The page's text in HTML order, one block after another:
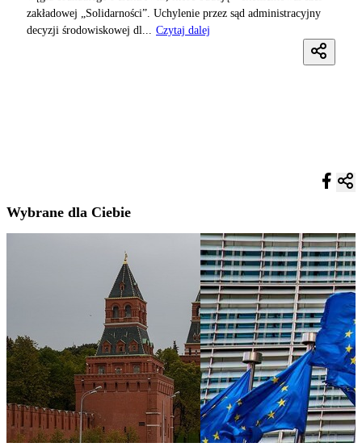
zakładowej „Solidarności”. Uchylenie przez sąd administracyjny
decyzji środowiskowej dl...
Czytaj dalej
Wybrane dla Ciebie